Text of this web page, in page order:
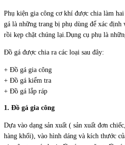
Phụ kiện gia công cơ khí được chia làm
gá là những trang bị phụ dùng để xác
rồi kẹp chặt chúng lại.Dụng cụ phụ là
Đồ gá được chia ra các loại sau đây:
+ Đồ gá gia công
+ Đồ gá kiểm tra
+ Đồ gá lắp ráp
1. Đồ gá gia công
Dựa vào dạng sản xuất ( sản xuất đơn
hàng khối), vào hình dáng và kích thước